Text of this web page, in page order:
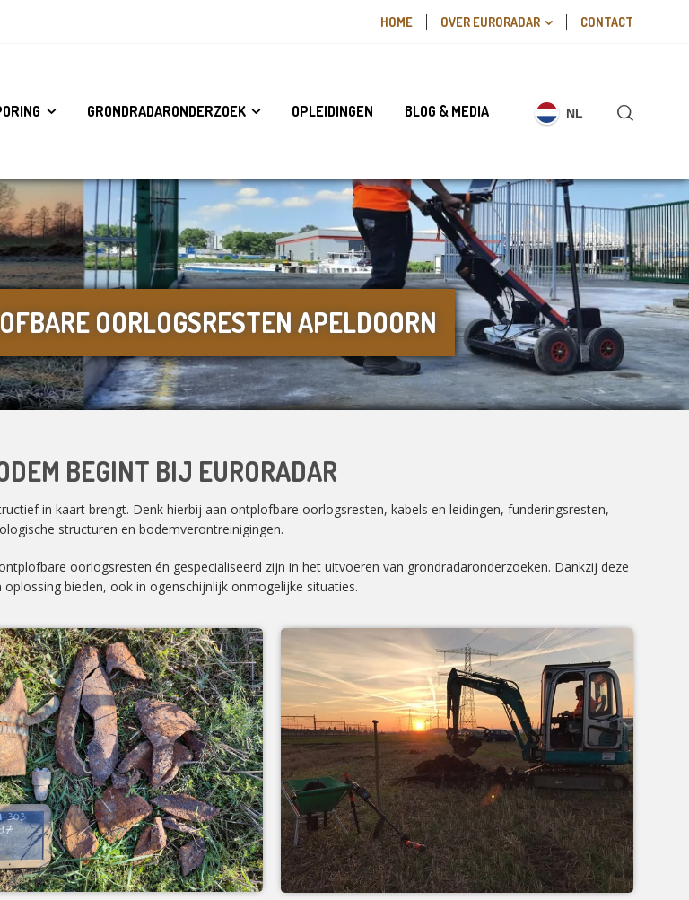
HOME OVER EURORADAR CONTACT
GRONDRADARONDERZOEK OPLEIDINGEN BLOG & MEDIA NL
OORLOGSRESTEN APELDOORN
BEGINT BIJ EURORADAR
in kaart brengt. Denk hierbij aan ontplofbare oorlogsresten, kabels en leidingen, funderingsresten,
structuren en bodemverontreinigingen.
oorlogsresten én gespecialiseerd zijn in het uitvoeren van grondradaronderzoeken. Dankzij deze
bieden, ook in ogenschijnlijk onmogelijke situaties.